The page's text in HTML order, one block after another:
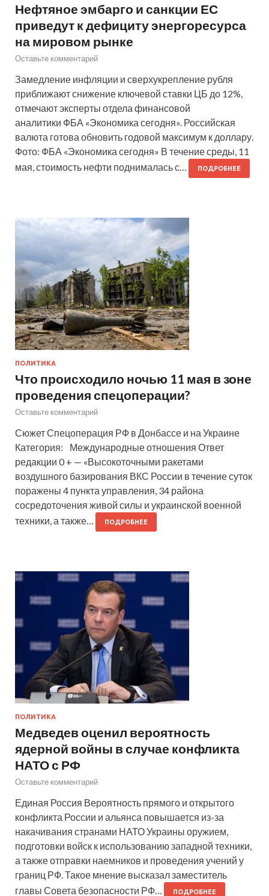
Нефтяное эмбарго и санкции ЕС
приведут к дефициту энергоресурса
на мировом рынке
Оставьте комментарий
Замедление инфляции и сверхукрепление рубля
приближают снижение ключевой ставки ЦБ до 12%,
отмечают эксперты отдела финансовой
аналитики ФБА «Экономика сегодня». Российская
валюта готова обновить годовой максимум к доллару.
Фото: ФБА «Экономика сегодня» В течение среды, 11
мая, стоимость нефти поднималась с…
ПОДРОБНЕЕ
ПОЛИТИКА
Что происходило ночью 11 мая в зоне
проведения спецоперации?
Оставьте комментарий
Сюжет Спецоперация РФ в Донбассе и на Украине
Категория: Международные отношения Ответ
редакции 0 + — «Высокоточными ракетами
воздушного базирования ВКС России в течение суток
поражены 4 пункта управления, 34 района
сосредоточения живой силы и украинской военной
техники, а также…
ПОДРОБНЕЕ
ПОЛИТИКА
Медведев оценил вероятность
ядерной войны в случае конфликта
НАТО с РФ
Оставьте комментарий
Единая Россия Вероятность прямого и открытого
конфликта России и альянса повышается из-за
накачивания странами НАТО Украины оружием,
подготовки войск к использованию западной техники,
а также отправки наемников и проведения учений у
границ РФ. Такое мнение высказал заместитель
главы Совета безопасности РФ…
ПОДРОБНЕЕ